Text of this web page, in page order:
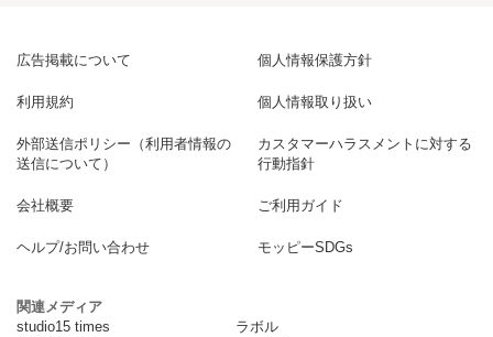
広告掲載について 個人情報保護方針
利用規約 個人情報取り扱い
外部送信ポリシー（利用者情報の
送信について）
カスタマーハラスメントに対する
行動指針
会社概要 ご利用ガイド
ヘルプ/お問い合わせ モッピーSDGs
関連メディア
studio15 times
ラボル